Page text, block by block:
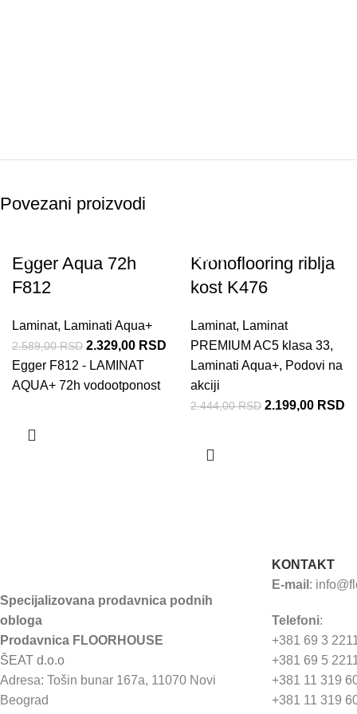
Povezani proizvodi
-10%
Egger Aqua 72h
F812
Laminat, Laminati Aqua+
2.589,00RSD 2.329,00 RSD
Egger F812 - LAMINAT
AQUA+ 72h vodootponost
-10%
Kronoflooring riblja
kost K476
Laminat, Laminat
PREMIUM AC5 klasa 33,
Laminati Aqua+, Podovi na
akciji
2.444,00RSD 2.199,00 RSD
Specijalizovana prodavnica podnih
obloga
Prodavnica FLOORHOUSE
ŠEAT d.o.o
Adresa: Tošin bunar 167a, 11070 Novi
Beograd
KONTAKT
E-mail :
Telefoni:
+381 69 3
+381 69 5
+381 11 319
+381 11 319